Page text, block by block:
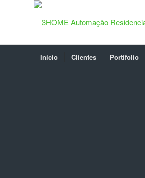
Início Clientes Portifolio